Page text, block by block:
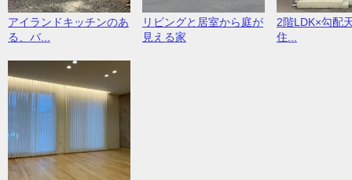
アイランドキッチンのあ
る、バ...
リビングと居室から庭が
見える家
2階LDK×勾配
住...